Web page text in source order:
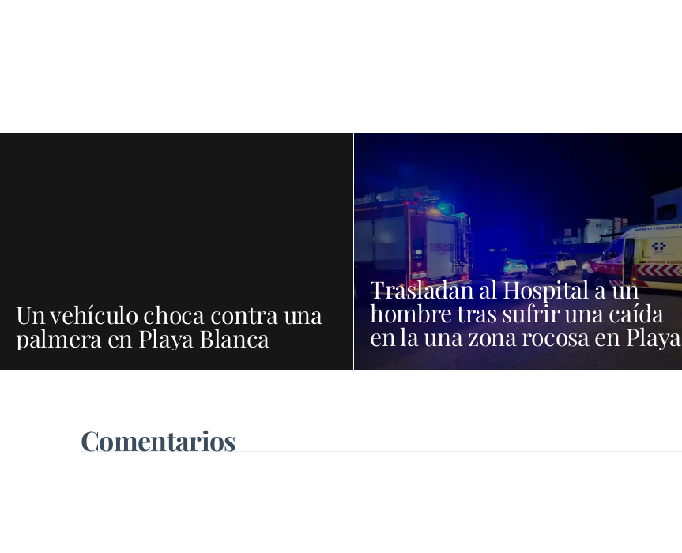
Un vehículo choca contra una
palmera en Playa Blanca
Trasladan al Hospital a un
hombre tras sufrir una caída
en la una zona rocosa en Playa
Comentarios